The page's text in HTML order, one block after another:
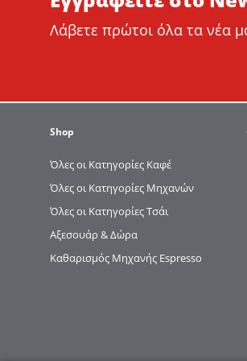
Λάβετε πρώτοι όλα τα νέα
Shop
Όλες οι Κατηγορίες Καφέ
Όλες οι Κατηγορίες Μηχανών
Όλες οι Κατηγορίες Τσάι
Αξεσουάρ & Δώρα
Καθαρισμός Μηχανής Espresso